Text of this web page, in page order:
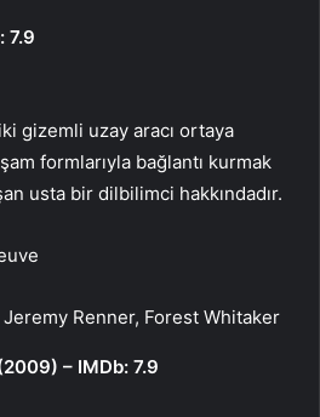
7.9
gizemli uzay aracı ortaya
formlarıyla bağlantı kurmak
usta bir dilbilimci hakkındadır.
Renner, Forest Whitaker
– IMDb: 7.9